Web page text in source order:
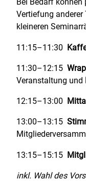
Bei Bedarf
Vertiefung anderer
kleineren
11:15–11:30
11:30–12:15
Veranstaltung und
12:15–13:00
13:00–13:15
13:15–15:15
inkl. Wahl des